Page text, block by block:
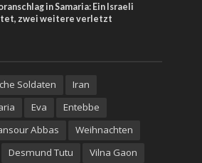
in Samaria: Ein Israeli
zwei weitere verletzt
Soldaten
Iran
Eva
Entebbe
Abbas
Weihnachten
Desmund Tutu Vilna Gaon